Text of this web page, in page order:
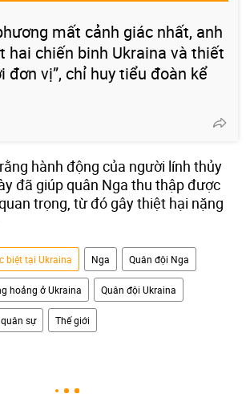
mất cảnh giác nhất, anh
hai chiến binh Ukraina và thiết
đơn vị”, chỉ huy tiểu đoàn kể
hành động của người lính thủy
đã giúp quân Nga thu thập được
trọng, từ đó gây thiệt hại nặng
biệt tại Ukraina Nga Quân đội Nga
hoảng ở Ukraina Quân đội Ukraina
sự Thế giới